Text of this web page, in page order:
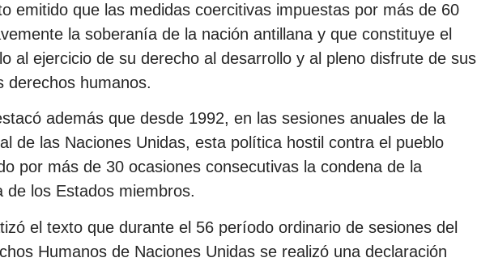
emitido que las medidas coercitivas impuestas por más de 60
la soberanía de la nación antillana y que constituye el
al ejercicio de su derecho al desarrollo y al pleno disfrute de sus
derechos humanos.
además que desde 1992, en las sesiones anuales de la
de las Naciones Unidas, esta política hostil contra el pueblo
por más de 30 ocasiones consecutivas la condena de la
de los Estados miembros.
el texto que durante el 56 período ordinario de sesiones del
Humanos de Naciones Unidas se realizó una declaración